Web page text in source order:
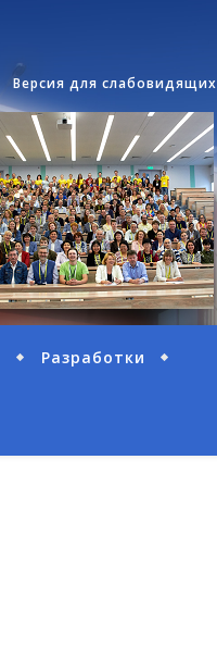
Версия для слабовидящих
Разработки